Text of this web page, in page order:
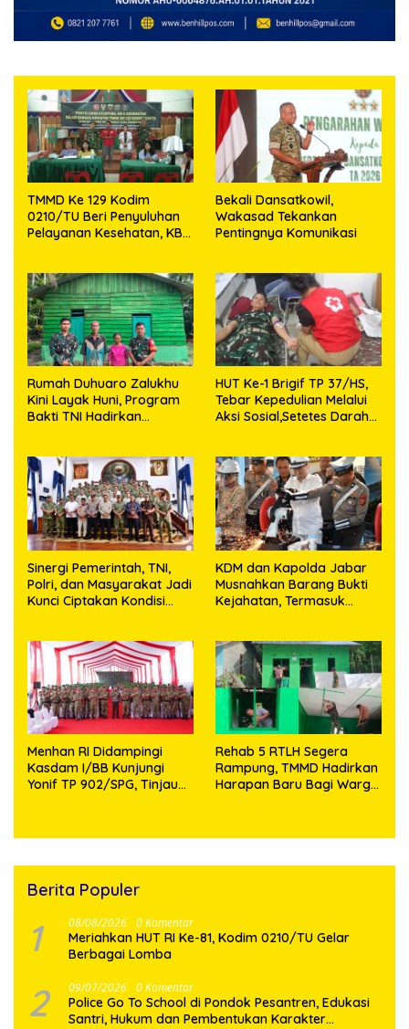
TMMD Ke 129 Kodim
0210/TU Beri Penyuluhan
Pelayanan Kesehatan, KB
Bekali Dansatkowil,
Wakasad Tekankan
Pentingnya Komunikasi
Rumah Duhuaro Zalukhu
Kini Layak Huni, Program
Bakti TNI Hadirkan
HUT Ke-1 Brigif TP 37/HS,
Tebar Kepedulian Melalui
Aksi Sosial,Setetes Darah
Sinergi Pemerintah, TNI,
Polri, dan Masyarakat Jadi
Kunci Ciptakan Kondisi
KDM dan Kapolda Jabar
Musnahkan Barang Bukti
Kejahatan, Termasuk
Menhan RI Didampingi
Kasdam I/BB Kunjungi
Yonif TP 902/SPG, Tinjau
Rehab 5 RTLH Segera
Rampung, TMMD Hadirkan
Harapan Baru Bagi Warga
Berita Populer
1 08/08/2026 0 Komentar
Meriahkan HUT RI Ke-81, Kodim 0210/TU Gelar
Berbagai Lomba
2 09/07/2026 0 Komentar
Police Go To School di Pondok Pesantren, Edukasi
Santri, Hukum dan Pembentukan Karakter